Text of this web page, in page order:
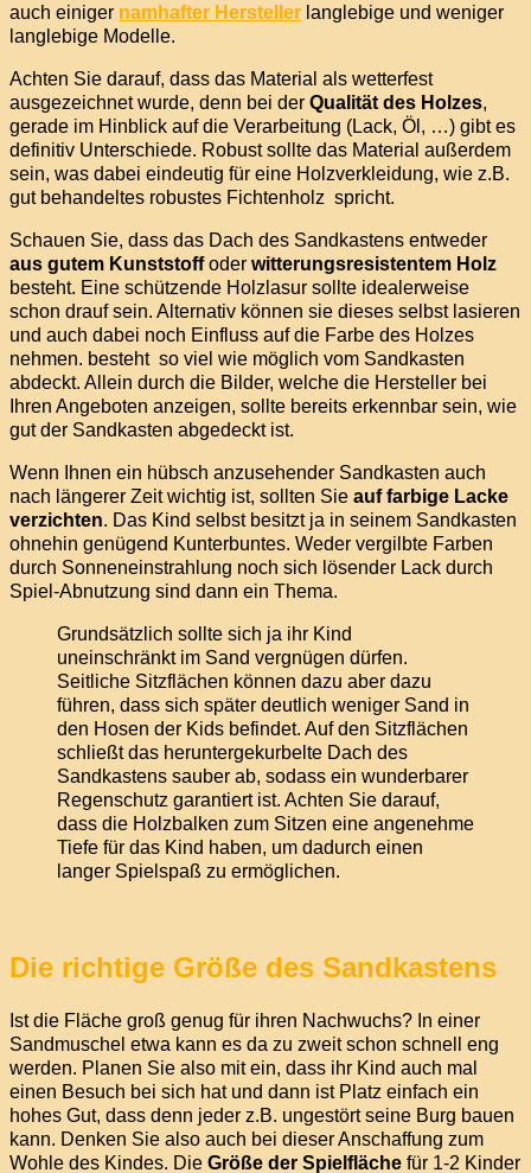
auch einiger namhafter Hersteller langlebige und weniger
langlebige Modelle.
Achten Sie darauf, dass das Material als wetterfest
ausgezeichnet wurde, denn bei der Qualität des Holzes,
gerade im Hinblick auf die Verarbeitung (Lack, Öl, …) gibt es
definitiv Unterschiede. Robust sollte das Material außerdem
sein, was dabei eindeutig für eine Holzverkleidung, wie z.B.
gut behandeltes robustes Fichtenholz spricht.
Schauen Sie, dass das Dach des Sandkastens entweder
aus gutem Kunststoffoder witterungsresistentem Holz
besteht. Eine schützende Holzlasur sollte idealerweise
schon drauf sein. Alternativ können sie dieses selbst lasieren
und auch dabei noch Einfluss auf die Farbe des Holzes
nehmen. besteht so viel wie möglich vom Sandkasten
abdeckt. Allein durch die Bilder, welche die Hersteller bei
Ihren Angeboten anzeigen, sollte bereits erkennbar sein, wie
gut der Sandkasten abgedeckt ist.
Wenn Ihnen ein hübsch anzusehender Sandkasten auch
nach längerer Zeit wichtig ist, sollten Sie auf farbige Lacke
verzichten. Das Kind selbst besitzt ja in seinem Sandkasten
ohnehin genügend Kunterbuntes. Weder vergilbte Farben
durch Sonneneinstrahlung noch sich lösender Lack durch
Spiel-Abnutzung sind dann ein Thema.
Grundsätzlich sollte sich ja ihr Kind
uneinschränkt im Sand vergnügen dürfen.
Seitliche Sitzflächen können dazu aber dazu
führen, dass sich später deutlich weniger Sand in
den Hosen der Kids befindet. Auf den Sitzflächen
schließt das heruntergekurbelte Dach des
Sandkastens sauber ab, sodass ein wunderbarer
Regenschutz garantiert ist. Achten Sie darauf,
dass die Holzbalken zum Sitzen eine angenehme
Tiefe für das Kind haben, um dadurch einen
langer Spielspaß zu ermöglichen.
Die richtige Größe des Sandkastens
Ist die Fläche groß genug für ihren Nachwuchs? In einer
Sandmuschel etwa kann es da zu zweit schon schnell eng
werden. Planen Sie also mit ein, dass ihr Kind auch mal
einen Besuch bei sich hat und dann ist Platz einfach ein
hohes Gut, dass denn jeder z.B. ungestört seine Burg bauen
kann. Denken Sie also auch bei dieser Anschaffung zum
Wohle des Kindes. Die Größe der Spielfläche für 1-2 Kinder